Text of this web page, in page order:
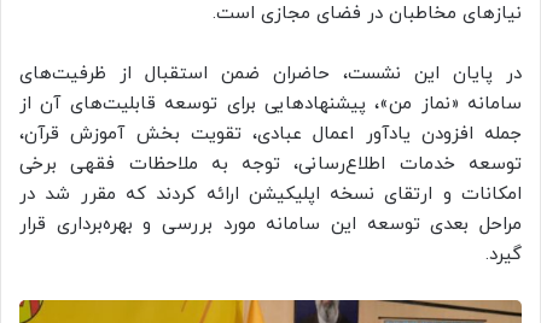
نیازهای مخاطبان در فضای مجازی است.
در پایان این نشست، حاضران ضمن استقبال از ظرفیت‌های
سامانه «نماز من»، پیشنهادهایی برای توسعه قابلیت‌های آن از
جمله افزودن یادآور اعمال عبادی، تقویت بخش آموزش قرآن،
توسعه خدمات اطلاع‌رسانی، توجه به ملاحظات فقهی برخی
امکانات و ارتقای نسخه اپلیکیشن ارائه کردند که مقرر شد در
مراحل بعدی توسعه این سامانه مورد بررسی و بهره‌برداری قرار
گیرد.